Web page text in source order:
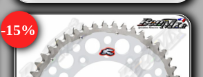
-15%